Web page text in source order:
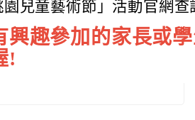
園兒童藝術節」活動官網查
興趣參加的家長或
!